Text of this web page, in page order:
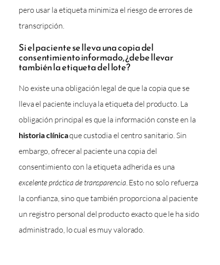
pero usar la etiqueta minimiza el riesgo de errores de
transcripción.
Si el paciente se lleva una copia del
consentimiento informado, ¿debe llevar
también la etiqueta del lote?
No existe una obligación legal de que la copia que se
lleva el paciente incluya la etiqueta del producto. La
obligación principal es que la información conste en la
historia clínicaque custodia el centro sanitario. Sin
embargo, ofrecer al paciente una copia del
consentimiento con la etiqueta adherida es una
excelente práctica de transparencia . Esto no solo refuerza
la confianza, sino que también proporciona al paciente
un registro personal del producto exacto que le ha sido
administrado, lo cual es muy valorado.